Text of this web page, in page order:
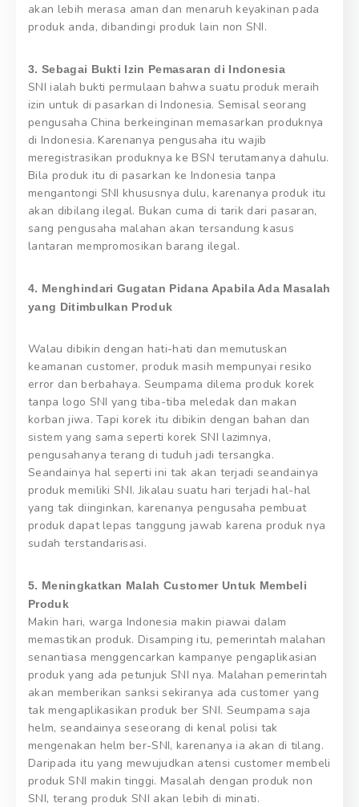
akan lebih merasa aman dan menaruh keyakinan pada
produk anda, dibandingi produk lain non SNI.
3. Sebagai Bukti Izin Pemasaran di Indonesia
SNI ialah bukti permulaan bahwa suatu produk meraih
izin untuk di pasarkan di Indonesia. Semisal seorang
pengusaha China berkeinginan memasarkan produknya
di Indonesia. Karenanya pengusaha itu wajib
meregistrasikan produknya ke BSN terutamanya dahulu.
Bila produk itu di pasarkan ke Indonesia tanpa
mengantongi SNI khususnya dulu, karenanya produk itu
akan dibilang ilegal. Bukan cuma di tarik dari pasaran,
sang pengusaha malahan akan tersandung kasus
lantaran mempromosikan barang ilegal.
4. Menghindari Gugatan Pidana Apabila Ada Masalah
yang Ditimbulkan Produk
Walau dibikin dengan hati-hati dan memutuskan
keamanan customer, produk masih mempunyai resiko
error dan berbahaya. Seumpama dilema produk korek
tanpa logo SNI yang tiba-tiba meledak dan makan
korban jiwa. Tapi korek itu dibikin dengan bahan dan
sistem yang sama seperti korek SNI lazimnya,
pengusahanya terang di tuduh jadi tersangka.
Seandainya hal seperti ini tak akan terjadi seandainya
produk memiliki SNI. Jikalau suatu hari terjadi hal-hal
yang tak diinginkan, karenanya pengusaha pembuat
produk dapat lepas tanggung jawab karena produk nya
sudah terstandarisasi.
5. Meningkatkan Malah Customer Untuk Membeli
Produk
Makin hari, warga Indonesia makin piawai dalam
memastikan produk. Disamping itu, pemerintah malahan
senantiasa menggencarkan kampanye pengaplikasian
produk yang ada petunjuk SNI nya. Malahan pemerintah
akan memberikan sanksi sekiranya ada customer yang
tak mengaplikasikan produk ber SNI. Seumpama saja
helm, seandainya seseorang di kenal polisi tak
mengenakan helm ber-SNI, karenanya ia akan di tilang.
Daripada itu yang mewujudkan atensi customer membeli
produk SNI makin tinggi. Masalah dengan produk non
SNI, terang produk SNI akan lebih di minati.